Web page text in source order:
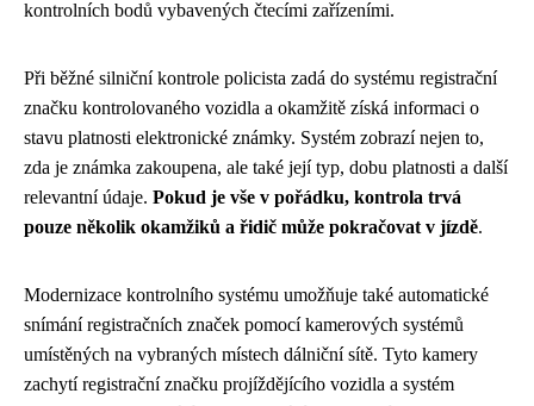
kontrolních bodů vybavených čtecími zařízeními.
Při běžné silniční kontrole policista zadá do systému registrační
značku kontrolovaného vozidla a okamžitě získá informaci o
stavu platnosti elektronické známky. Systém zobrazí nejen to,
zda je známka zakoupena, ale také její typ, dobu platnosti a další
relevantní údaje. Pokud je vše v pořádku, kontrola trvá
pouze několik okamžiků a řidič může pokračovat v jízdě.
Modernizace kontrolního systému umožňuje také automatické
snímání registračních značek pomocí kamerových systémů
umístěných na vybraných místech dálniční sítě. Tyto kamery
zachytí registrační značku projíždějícího vozidla a systém